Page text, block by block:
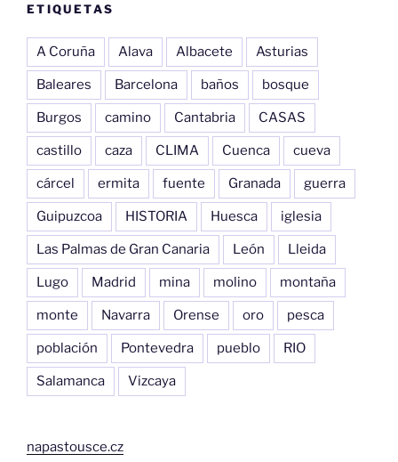
ETIQUETAS
A Coruña Alava Albacete Asturias
Baleares Barcelona baños bosque
Burgos camino Cantabria CASAS
castillo caza CLIMA Cuenca cueva
cárcel ermita fuente Granada guerra
Guipuzcoa HISTORIA Huesca iglesia
Las Palmas de Gran Canaria León Lleida
Lugo Madrid mina molino montaña
monte Navarra Orense oro pesca
población Pontevedra pueblo RIO
Salamanca Vizcaya
napastousce.cz